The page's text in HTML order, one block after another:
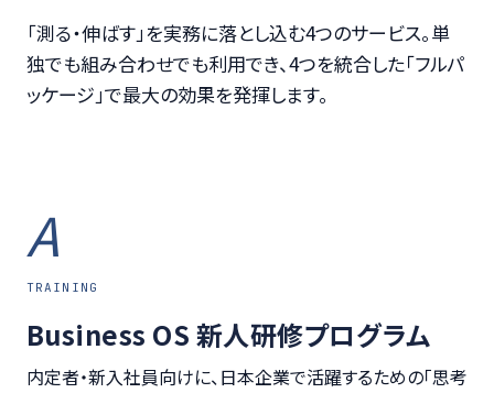
「測る・伸ばす」を実務に落とし込む4つのサービス。単
独でも組み合わせでも利用でき、4つを統合した「フルパ
ッケージ」で最大の効果を発揮します。
A
TRAINING
Business OS 新人研修プログラム
内定者・新入社員向けに、日本企業で活躍するための「思考